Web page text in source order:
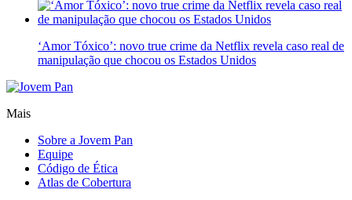
‘Amor Tóxico’: novo true crime da Netflix revela caso real de
manipulação que chocou os Estados Unidos
Mais
Sobre a Jovem Pan
Equipe
Código de Ética
Atlas de Cobertura